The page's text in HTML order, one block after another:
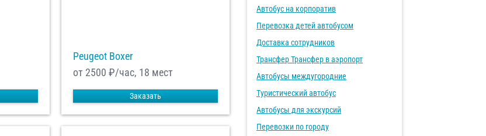
Peugeot Boxer
от 2500 ₽/час, 18 мест
Заказать
Автобус на корпоратив
Перевозка детей автобусом
Доставка сотрудников
Трансфер Трансфер в аэропорт
Автобусы междугородние
Туристический автобус
Автобусы для экскурсий
Перевозки по городу